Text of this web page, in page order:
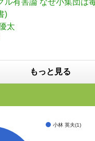
ル有害論 なぜ小集団は
)
太
もっと見る
小林 英夫(1)